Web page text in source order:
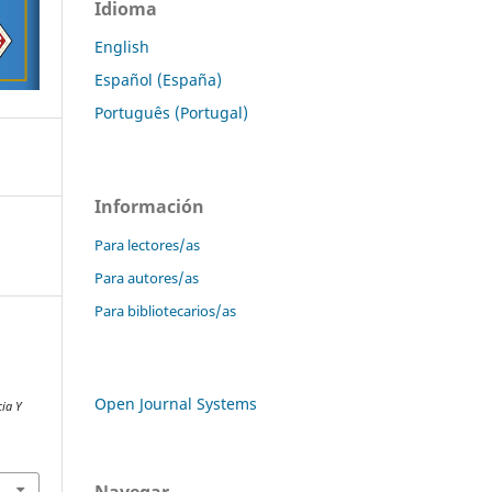
Y
Idioma
English
Español (España)
Português (Portugal)
Información
Para lectores/as
Para autores/as
Para bibliotecarios/as
Open Journal Systems